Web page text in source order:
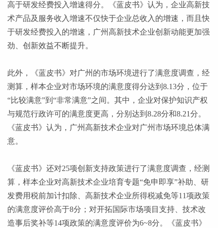
高于研发经费投入增速得分。《蓝皮书》认为，企业高新技
术产品及服务收入增速不仅快于企业总收入的增速，而且快
于研发经费投入的增速，广州高新技术企业创新动能更加强
劲、创新效益不断提升。
此外，《蓝皮书》对广州的市场环境进行了满意度调查，经
测算，样本企业对市场环境的满意度得分达到 8.13分，位于
“比较满意”到“非常满意”之间。其中，企业对保护知识产权
与规范行政许可的满意度更高，分别达到8.28分和8.21分。
《蓝皮书》认为，广州高新技术企业对广州市场环境总体满
意。
《蓝皮书》还对25项创新支持政策进行了满意度调查，经测
算，样本企业对高新技术企业培育专题“免申即享”补助、研
发费用税前加计扣除、高新技术企业所得税减免等11项政策
的满意度评价高于8分；对开拓国际市场项目支持、技术改
造事后奖补等14项政策的满意度评价为6~8分。《蓝皮书》